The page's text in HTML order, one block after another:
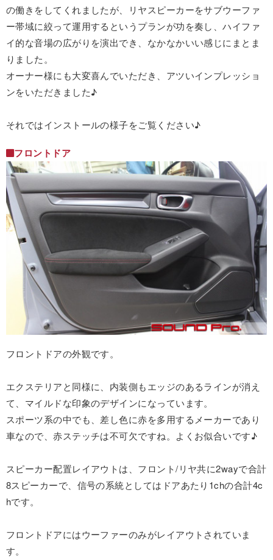
の働きをしてくれましたが、リヤスピーカーをサブウーファ
ー帯域に絞って運用するというプランが功を奏し、ハイファ
イ的な音場の広がりを演出でき、なかなかいい感じにまとま
りました。
オーナー様にも大変喜んでいただき、アツいインプレッショ
ンをいただきました♪
それではインストールの様子をご覧ください♪
フロントドア
フロントドアの外観です。
エクステリアと同様に、内装側もエッジのあるラインが消え
て、マイルドな印象のデザインになっています。
スポーツ系の中でも、差し色に赤を多用するメーカーであり
車なので、赤ステッチは不可欠ですね。よくお似合いです♪
スピーカー配置レイアウトは、フロント/リヤ共に2wayで合計
8スピーカーで、信号の系統としてはドアあたり1chの合計4c
hです。
フロントドアにはウーファーのみがレイアウトされていま
す。